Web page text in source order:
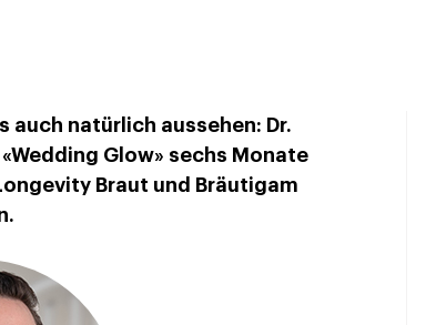
auch natürlich aussehen: Dr.
Glow» sechs Monate
Braut und Bräutigam